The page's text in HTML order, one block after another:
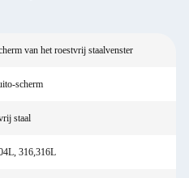
van het roestvrij staalvenster
scherm
staal
316,316L